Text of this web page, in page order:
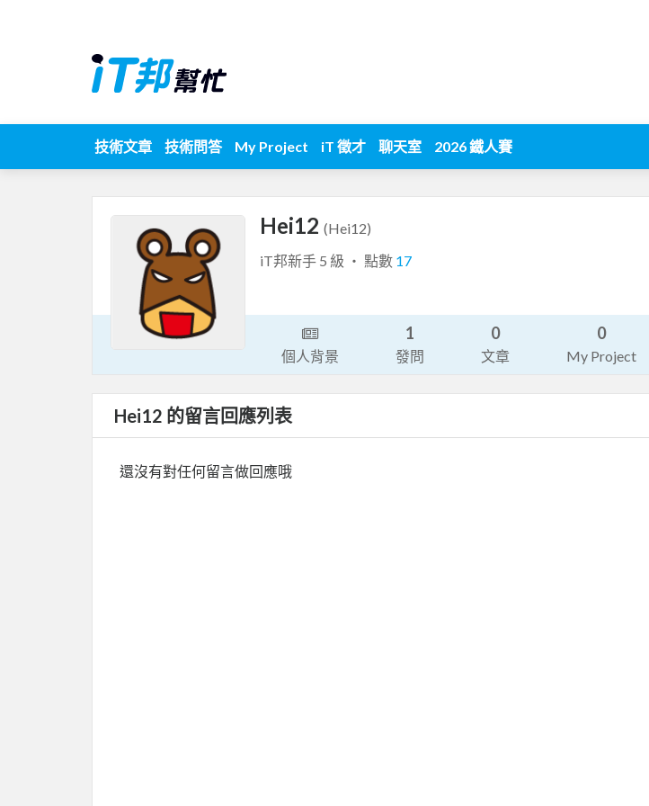
技術文章 技術問答 My Project iT 徵才 聊天室 2026 鐵人賽
Hei12 (Hei12)
iT邦新手 5 級 ‧ 點數 17
個人背景
1
發問
0
文章
0
My Project
Hei12 的留言回應列表
還沒有對任何留言做回應哦